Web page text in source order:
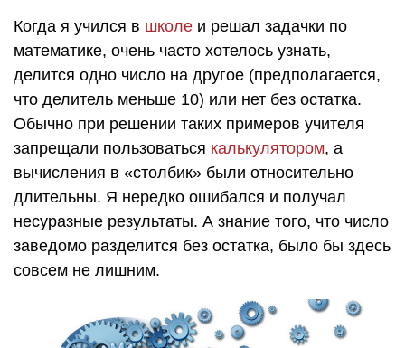
Когда я учился в школе и решал задачки по
математике, очень часто хотелось узнать,
делится одно число на другое (предполагается,
что делитель меньше 10) или нет без остатка.
Обычно при решении таких примеров учителя
запрещали пользоваться калькулятором, а
вычисления в «столбик» были относительно
длительны. Я нередко ошибался и получал
несуразные результаты. А знание того, что число
заведомо разделится без остатка, было бы здесь
совсем не лишним.